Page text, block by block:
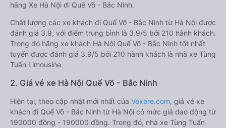
hãng Xe Hà Nội đi Quế Võ - Bắc Ninh.
Chất lượng các xe khách đi Quế Võ - Bắc Ninh từ Hà Nội được
đánh giá 3.9, với điểm trung bình là 3.9/5 bởi 210 hành khách.
Trong đó hãng xe khách Hà Nội Quế Võ - Bắc Ninh tốt nhất
tuyến được đánh giá 3.9/5 bởi 210 hành khách là nhà xe Tùng
Tuấn Limousine.
2. Giá vé xe Hà Nội Quế Võ - Bắc Ninh
Hiện tại, theo cập nhật mới nhất của Vexere.com, giá vé xe
khách đi Quế Võ - Bắc Ninh từ Hà Nội có mức giá dao động từ
190000 đồng - 190000 đồng. Trong đó, nhà xe Tùng Tuấn